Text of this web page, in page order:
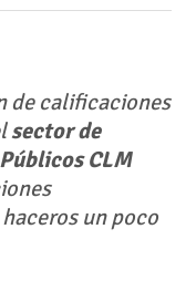
de calificaciones
sector de
CLM
un poco